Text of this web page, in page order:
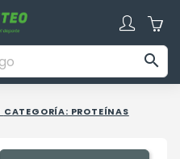

CATEGORÍA: PROTEÍNAS